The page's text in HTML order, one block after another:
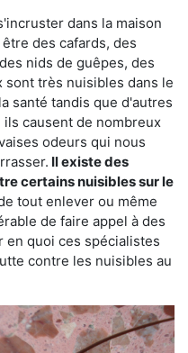
dans la maison
des cafards, des
nids de guêpes, des
très nuisibles dans le
santé tandis que d'autres
causent de nombreux
odeurs qui nous
Il existe des
certains nuisibles sur le
tout enlever ou même
de faire appel à des
en quoi ces spécialistes
contre les nuisibles au